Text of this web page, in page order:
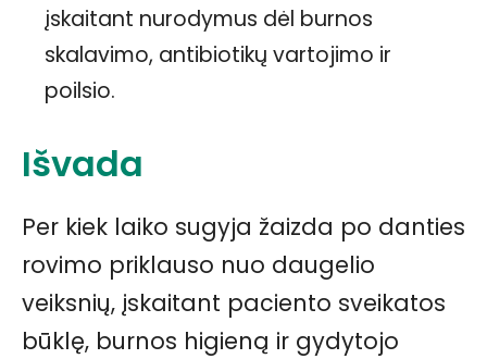
įskaitant nurodymus dėl burnos
skalavimo, antibiotikų vartojimo ir
poilsio.
Išvada
Per kiek laiko sugyja žaizda po danties
rovimo priklauso nuo daugelio
veiksnių, įskaitant paciento sveikatos
būklę, burnos higieną ir gydytojo